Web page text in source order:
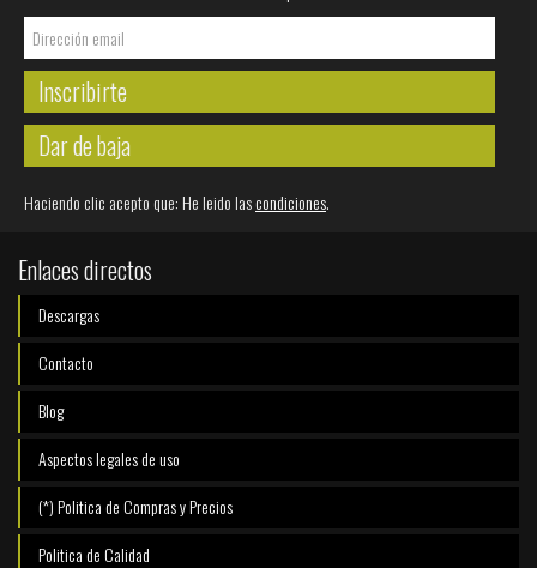
Inscribirte
Dar de baja
Haciendo clic acepto que: He leido lascondiciones.
Enlaces directos
Descargas
Contacto
Blog
Aspectos legales de uso
(*) Politica de Compras y Precios
Politica de Calidad